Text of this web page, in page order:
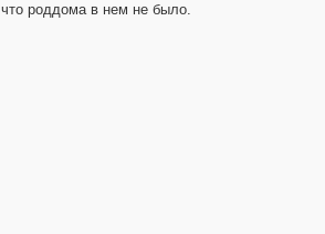
что роддома в нем не было.